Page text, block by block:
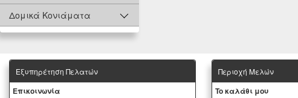
Δομικά Κονιάματα
Εξυπηρέτηση Πελατών
Eπικοινωνία
Περιοχή Mελών
To καλάθι μου